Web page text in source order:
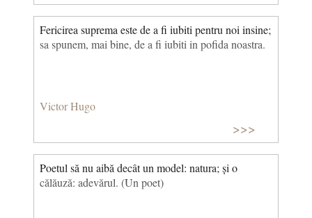
Fericirea suprema este de a fi iubiti pentru noi insine;
sa spunem, mai bine, de a fi iubiti in pofida noastra.
Victor Hugo
>>>
Poetul să nu aibă decât un model: natura; și o
călăuză: adevărul. (Un poet)